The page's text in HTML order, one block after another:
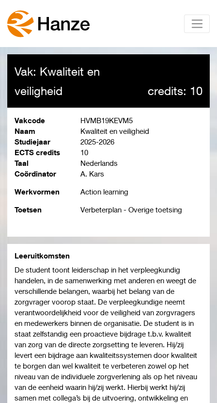
Vak: Kwaliteit en
veiligheid
credits: 10
Vakcode
HVMB19KEVM5
Naam
Kwaliteit en veiligheid
Studiejaar
2025-2026
ECTS credits
10
Taal
Nederlands
Coördinator
A. Kars
Werkvormen Action learning
Toetsen Verbeterplan - Overige toetsing
Leeruitkomsten
De student toont leiderschap in het verpleegkundig
handelen, in de samenwerking met anderen en weegt de
verschillende belangen, waarbij het belang van de
zorgvrager voorop staat. De verpleegkundige neemt
verantwoordelijkheid voor de veiligheid van zorgvragers
en medewerkers binnen de organisatie. De student is in
staat zelfstandig een proactieve bijdrage t.b.v. kwaliteit
van zorg van de directe zorgsetting te leveren. Hij/zij
levert een bijdrage aan kwaliteitssystemen door kwaliteit
te borgen dan wel kwaliteit te verbeteren zowel op het
niveau van de individuele zorgverlening als op het niveau
van de eenheid waarin hij/zij werkt. Hierbij werkt hij/zij
samen met collega’s bij de uitvoering, ontwikkeling en